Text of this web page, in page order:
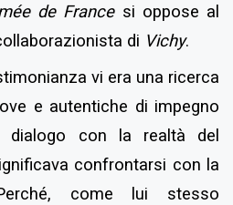
de Francesi oppose al
di Vichy.
vi era una ricerca
e autentiche di impegno
dialogo con la realtà del
confrontarsi con la
come lui stesso